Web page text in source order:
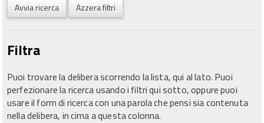
Avvia ricerca Azzera filtri
Filtra
Puoi trovare la delibera scorrendo la lista, qui al lato. Puoi
perfezionare la ricerca usando i filtri qui sotto, oppure puoi
usare il form di ricerca con una parola che pensi sia contenuta
nella delibera, in cima a questa colonna.